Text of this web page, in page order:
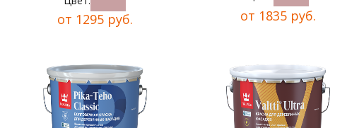
от 1295 руб. от 1835 руб.